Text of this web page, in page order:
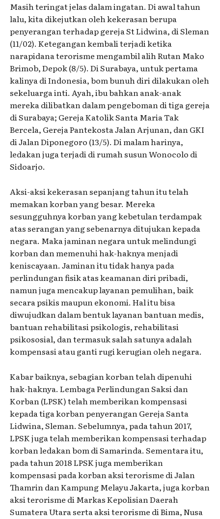
Masih teringat jelas dalam ingatan. Di awal tahun
lalu, kita dikejutkan oleh kekerasan berupa
penyerangan terhadap gereja St Lidwina, di Sleman
(11/02). Ketegangan kembali terjadi ketika
narapidana terorisme mengambil alih Rutan Mako
Brimob, Depok (8/5). Di Surabaya, untuk pertama
kalinya di Indonesia, bom bunuh diri dilakukan oleh
sekeluarga inti. Ayah, ibu bahkan anak-anak
mereka dilibatkan dalam pengeboman di tiga gereja
di Surabaya; Gereja Katolik Santa Maria Tak
Bercela, Gereja Pantekosta Jalan Arjunan, dan GKI
di Jalan Diponegoro (13/5). Di malam harinya,
ledakan juga terjadi di rumah susun Wonocolo di
Sidoarjo.
Aksi-aksi kekerasan sepanjang tahun itu telah
memakan korban yang besar. Mereka
sesungguhnya korban yang kebetulan terdampak
atas serangan yang sebenarnya ditujukan kepada
negara. Maka jaminan negara untuk melindungi
korban dan memenuhi hak-haknya menjadi
keniscayaan. Jaminan itu tidak hanya pada
perlindungan fisik atas keamanan diri pribadi,
namun juga mencakup layanan pemulihan, baik
secara psikis maupun ekonomi. Hal itu bisa
diwujudkan dalam bentuk layanan bantuan medis,
bantuan rehabilitasi psikologis, rehabilitasi
psikososial, dan termasuk salah satunya adalah
kompensasi atau ganti rugi kerugian oleh negara.
Kabar baiknya, sebagian korban telah dipenuhi
hak-haknya. Lembaga Perlindungan Saksi dan
Korban (LPSK) telah memberikan kompensasi
kepada tiga korban penyerangan Gereja Santa
Lidwina, Sleman. Sebelumnya, pada tahun 2017,
LPSK juga telah memberikan kompensasi terhadap
korban ledakan bom di Samarinda. Sementara itu,
pada tahun 2018 LPSK juga memberikan
kompensasi pada korban aksi terorisme di Jalan
Thamrin dan Kampung Melayu Jakarta, juga korban
aksi terorisme di Markas Kepolisian Daerah
Sumatera Utara serta aksi terorisme di Bima, Nusa